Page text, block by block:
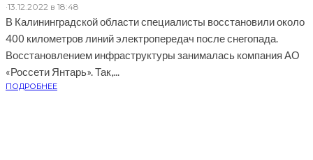
·13.12.2022 в 18:48
В Калининградской области специалисты восстановили около
400 километров линий электропередач после снегопада.
Восстановлением инфраструктуры занималась компания АО
«Россети Янтарь». Так,...
ПОДРОБНЕЕ